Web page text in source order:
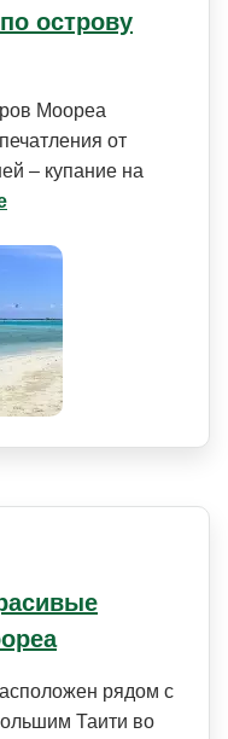
острову
Моореа
от
– купание на
рядом с
Таити во